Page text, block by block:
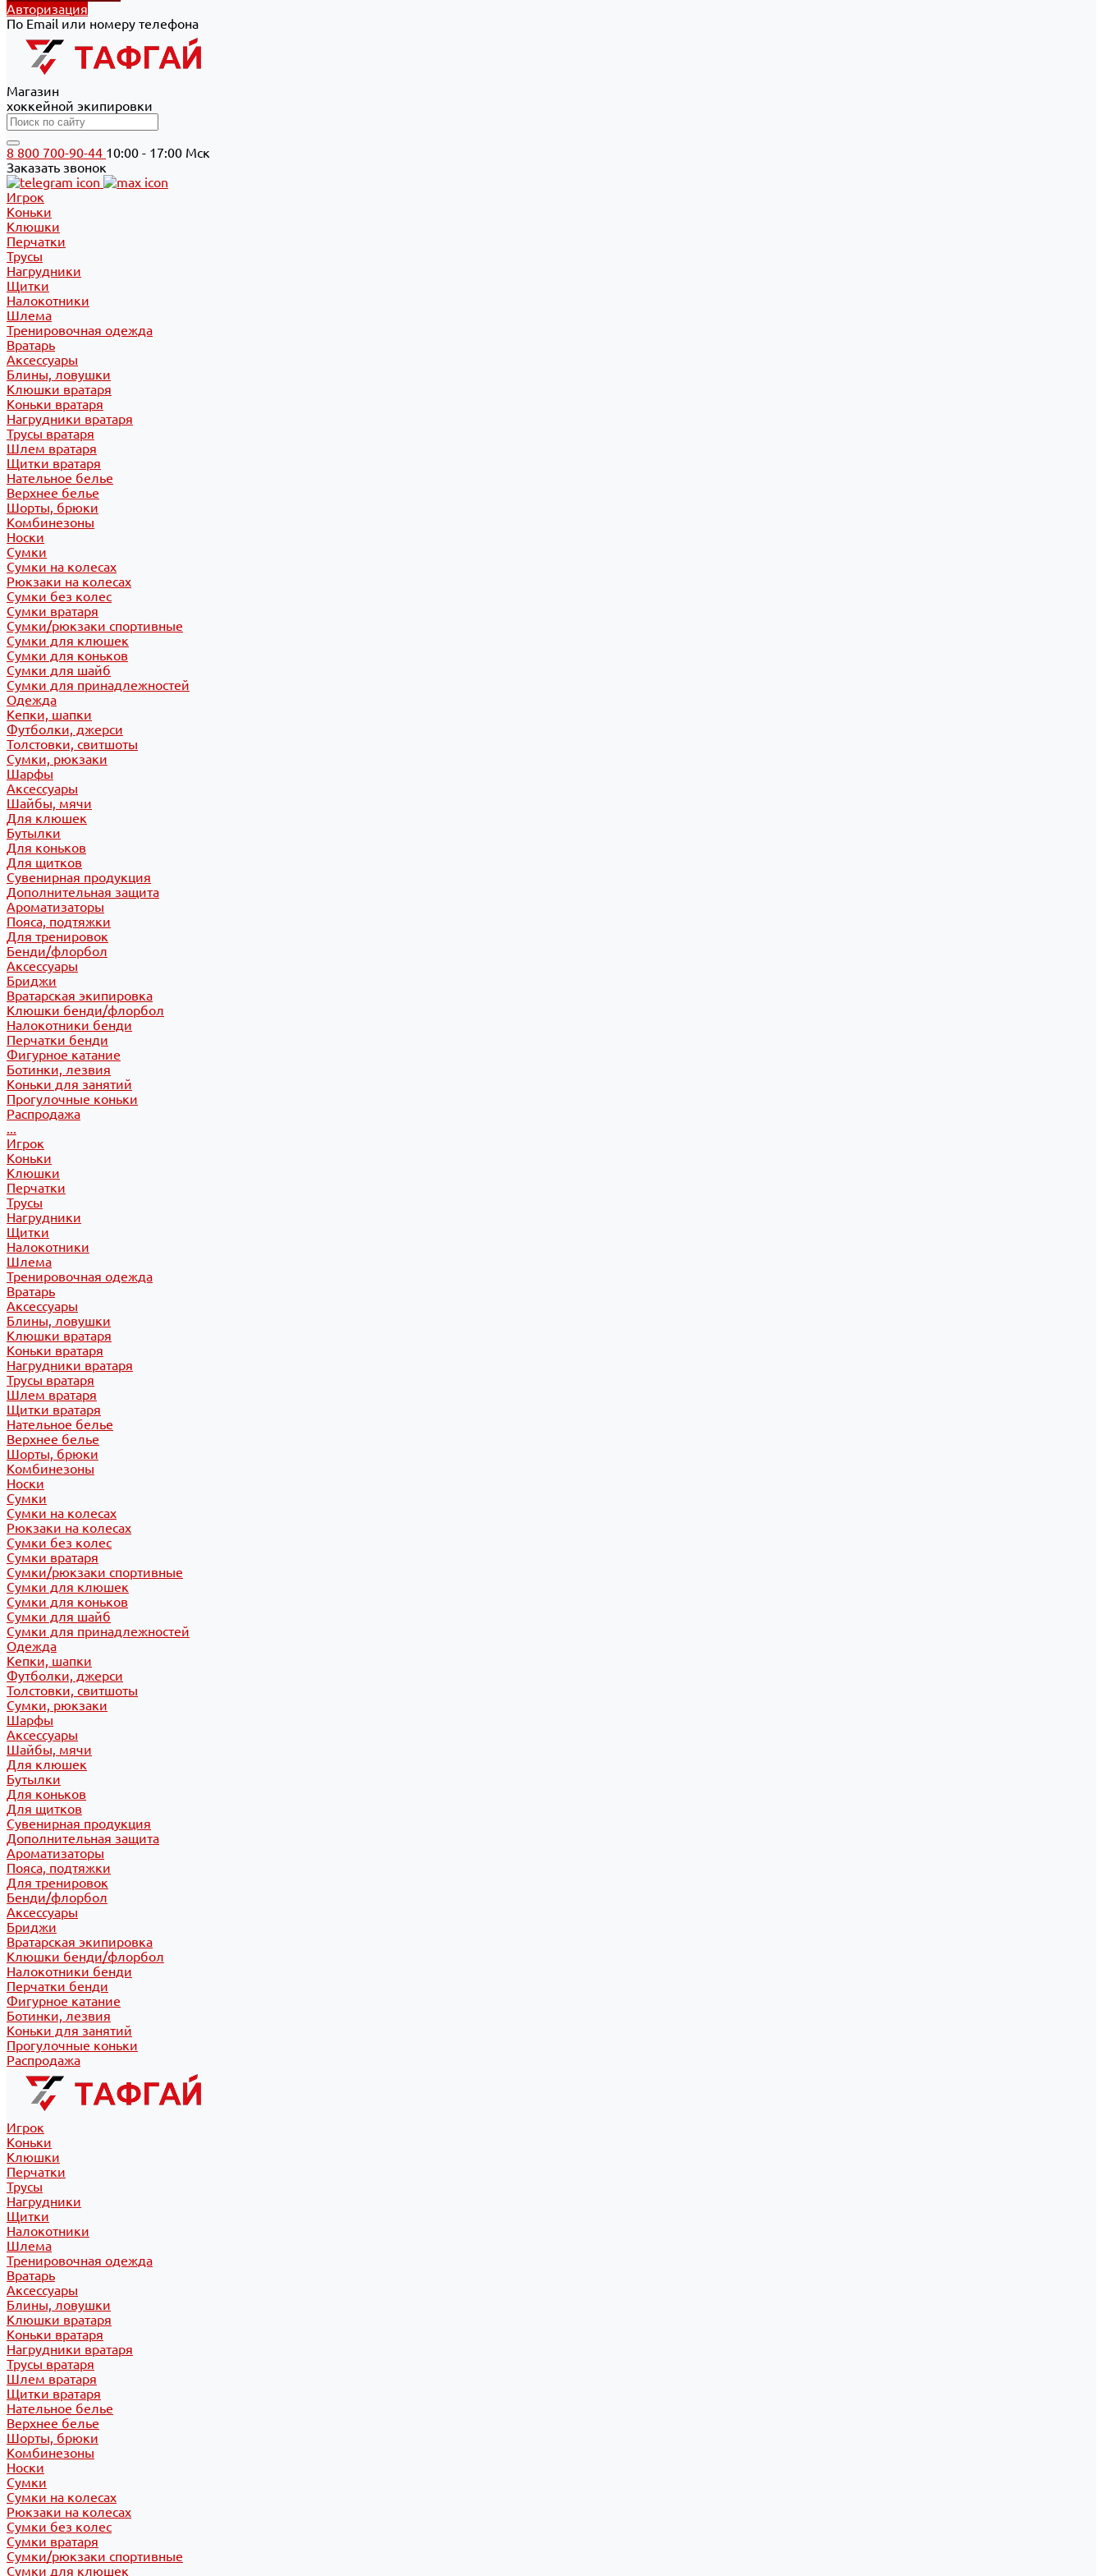
Авторизация
По Email или номеру телефона
Магазин
хоккейной экипировки
8 800 700-90-44 10:00 - 17:00 Мск
Заказать звонок
Игрок
Коньки
Клюшки
Перчатки
Трусы
Нагрудники
Щитки
Налокотники
Шлема
Тренировочная одежда
Вратарь
Аксессуары
Блины, ловушки
Клюшки вратаря
Коньки вратаря
Нагрудники вратаря
Трусы вратаря
Шлем вратаря
Щитки вратаря
Нательное белье
Верхнее белье
Шорты, брюки
Комбинезоны
Носки
Сумки
Сумки на колесах
Рюкзаки на колесах
Сумки без колес
Сумки вратаря
Сумки/рюкзаки спортивные
Сумки для клюшек
Сумки для коньков
Сумки для шайб
Сумки для принадлежностей
Одежда
Кепки, шапки
Футболки, джерси
Толстовки, свитшоты
Сумки, рюкзаки
Шарфы
Аксессуары
Шайбы, мячи
Для клюшек
Бутылки
Для коньков
Для щитков
Сувенирная продукция
Дополнительная защита
Ароматизаторы
Пояса, подтяжки
Для тренировок
Бенди/флорбол
Аксессуары
Бриджи
Вратарская экипировка
Клюшки бенди/флорбол
Налокотники бенди
Перчатки бенди
Фигурное катание
Ботинки, лезвия
Коньки для занятий
Прогулочные коньки
Распродажа
...
Игрок
Коньки
Клюшки
Перчатки
Трусы
Нагрудники
Щитки
Налокотники
Шлема
Тренировочная одежда
Вратарь
Аксессуары
Блины, ловушки
Клюшки вратаря
Коньки вратаря
Нагрудники вратаря
Трусы вратаря
Шлем вратаря
Щитки вратаря
Нательное белье
Верхнее белье
Шорты, брюки
Комбинезоны
Носки
Сумки
Сумки на колесах
Рюкзаки на колесах
Сумки без колес
Сумки вратаря
Сумки/рюкзаки спортивные
Сумки для клюшек
Сумки для коньков
Сумки для шайб
Сумки для принадлежностей
Одежда
Кепки, шапки
Футболки, джерси
Толстовки, свитшоты
Сумки, рюкзаки
Шарфы
Аксессуары
Шайбы, мячи
Для клюшек
Бутылки
Для коньков
Для щитков
Сувенирная продукция
Дополнительная защита
Ароматизаторы
Пояса, подтяжки
Для тренировок
Бенди/флорбол
Аксессуары
Бриджи
Вратарская экипировка
Клюшки бенди/флорбол
Налокотники бенди
Перчатки бенди
Фигурное катание
Ботинки, лезвия
Коньки для занятий
Прогулочные коньки
Распродажа
Игрок
Коньки
Клюшки
Перчатки
Трусы
Нагрудники
Щитки
Налокотники
Шлема
Тренировочная одежда
Вратарь
Аксессуары
Блины, ловушки
Клюшки вратаря
Коньки вратаря
Нагрудники вратаря
Трусы вратаря
Шлем вратаря
Щитки вратаря
Нательное белье
Верхнее белье
Шорты, брюки
Комбинезоны
Носки
Сумки
Сумки на колесах
Рюкзаки на колесах
Сумки без колес
Сумки вратаря
Сумки/рюкзаки спортивные
Сумки для клюшек